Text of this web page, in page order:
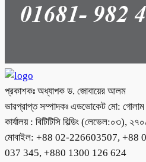
প্রকাশকঃ অধ্যাপক ড. জোবায়ের আলম
ভারপ্রাপ্ত সম্পাদকঃ এডভোকেট মো: গোলাম
কার্যালয় : বিটিটিসি বিল্ডিং
মোবাইল: +88 02-226603507, +88
037 345, +880 1300 126 624